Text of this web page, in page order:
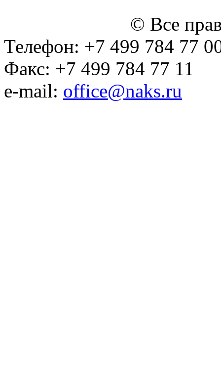
© Все
Телефон: +7 499 784 77
Факс: +7 499 784 77 11
e-mail: office@naks.ru